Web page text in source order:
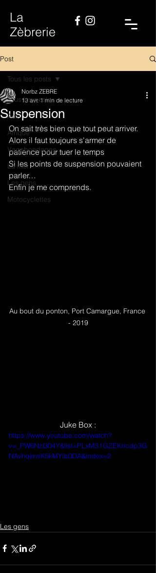
La
Zèbrerie
Post
Tous les posts
Asie
Afrique
Vagabondages
La mer
Les gens
Motocyclettes
Tous les posts
Suspension
Norbz ZEBRE
13 avr. 1 min de lecture
On sait très bien que tout peut arriver.
Alors il faut toujours s'armer de
patience pour tuer le temps
Si les points de suspension pouvaient
parler…
Enfin je me comprends.
Au bout du ponton, Port Camargue, France
- 2019
Juke Box :
https://www.youtube.com/watch?
v=_PW6Nzl304Y&list=PLxMS1GZEKncdp3G
NAvhqknsK5kMYib0DA&index=2
Les gens